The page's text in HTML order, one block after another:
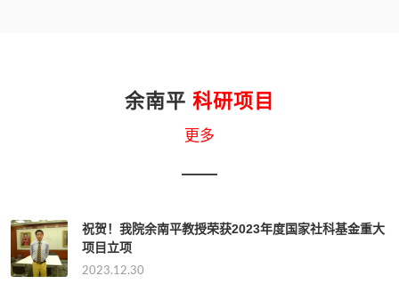
余南平 科研项目
更多
祝贺！我院余南平教授荣获2023年度国家社科基金重大
项目立项
2023.12.30